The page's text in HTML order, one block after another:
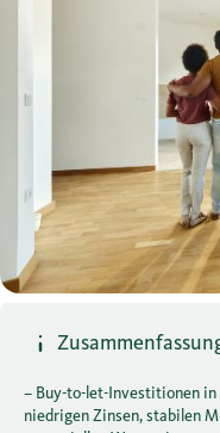
– Buy-to-let-Investitionen in
niedrigen Zinsen, stabilen